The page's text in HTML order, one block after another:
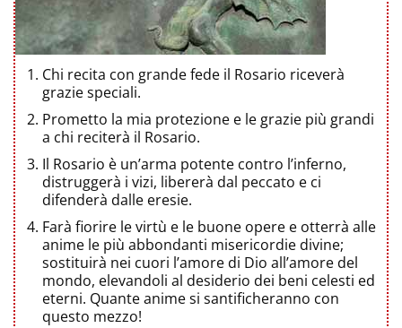
Chi recita con grande fede il Rosario riceverà
grazie speciali.
Prometto la mia protezione e le grazie più grandi
a chi reciterà il Rosario.
Il Rosario è un’arma potente contro l’inferno,
distruggerà i vizi, libererà dal peccato e ci
difenderà dalle eresie.
Farà fiorire le virtù e le buone opere e otterrà alle
anime le più abbondanti misericordie divine;
sostituirà nei cuori l’amore di Dio all’amore del
mondo, elevandoli al desiderio dei beni celesti ed
eterni. Quante anime si santificheranno con
questo mezzo!